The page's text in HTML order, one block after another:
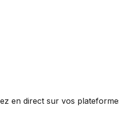
en direct sur vos